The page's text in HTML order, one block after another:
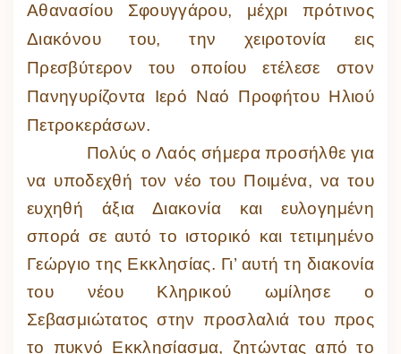
Αθανασίου Σφουγγάρου, μέχρι πρότινος
Διακόνου του, την χειροτονία εις
Πρεσβύτερον του οποίου ετέλεσε στον
Πανηγυρίζοντα Ιερό Ναό Προφήτου Ηλιού
Πετροκεράσων.
Πολύς ο Λαός σήμερα προσήλθε για
να υποδεχθή τον νέο του Ποιμένα, να του
ευχηθή άξια Διακονία και ευλογημένη
σπορά σε αυτό το ιστορικό και τετιμημένο
Γεώργιο της Εκκλησίας. Γι’ αυτή τη διακονία
του νέου Κληρικού ωμίλησε ο
Σεβασμιώτατος στην προσλαλιά του προς
το πυκνό Εκκλησίασμα, ζητώντας από το